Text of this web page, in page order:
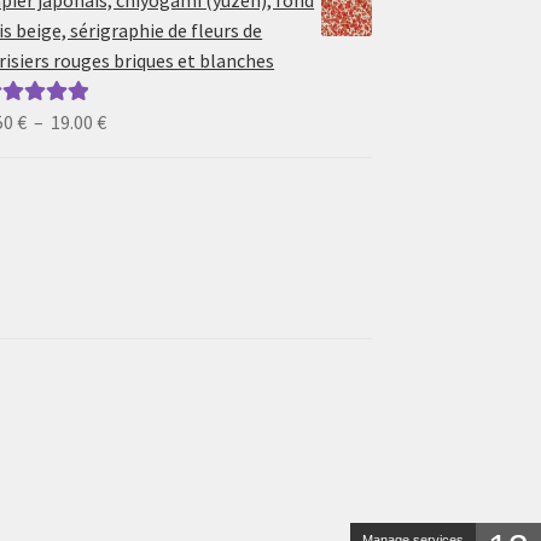
6.50 €
à
beige, sérigraphie de fleurs de
rouges briques et blanches
5.00sur
€ – 19.00€Plage